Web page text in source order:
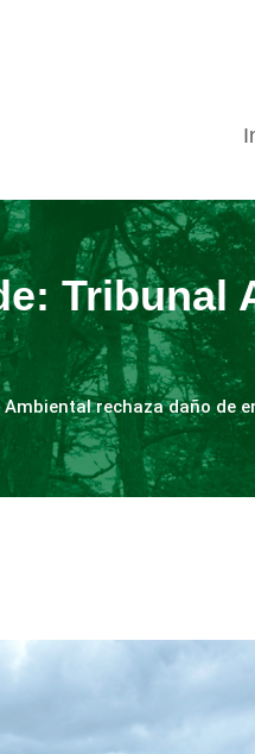
Tribunal
rechaza daño de